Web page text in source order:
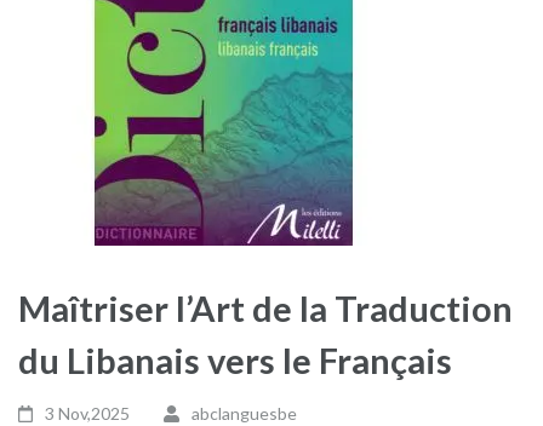
Maîtriser l’Art de la Traduction
du Libanais vers le Français
3 Nov,2025
abclanguesbe